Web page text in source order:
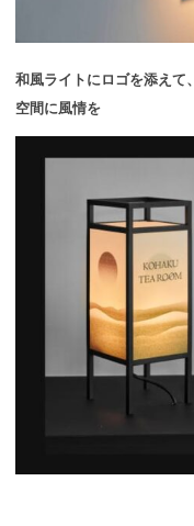
和風ライトにロゴを添えて、
空間に風情を